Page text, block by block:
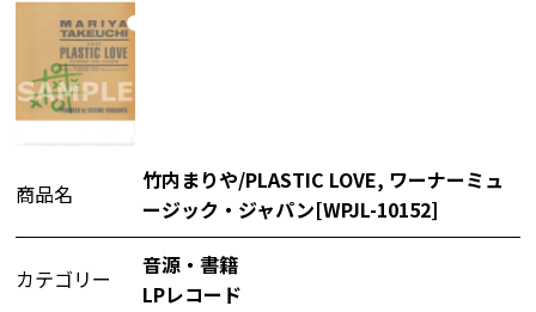
商品名
竹内まりや/PLASTIC LOVE, ワーナーミュ
ージック・ジャパン[WPJL-10152]
カテゴリー
音源・書籍
LPレコード